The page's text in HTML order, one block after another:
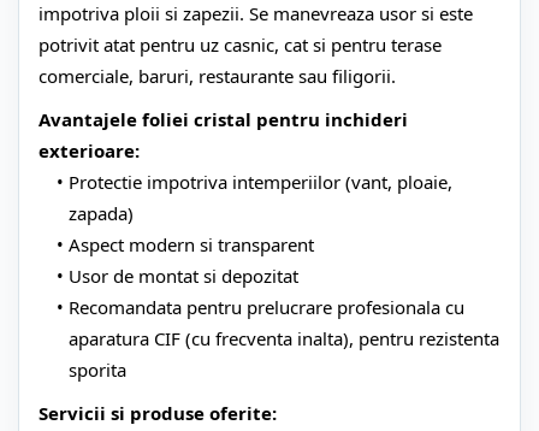
impotriva ploii si zapezii. Se manevreaza usor si este
potrivit atat pentru uz casnic, cat si pentru terase
comerciale, baruri, restaurante sau filigorii.
Avantajele foliei cristal pentru inchideri
exterioare:
Protectie impotriva intemperiilor (vant, ploaie,
zapada)
Aspect modern si transparent
Usor de montat si depozitat
Recomandata pentru prelucrare profesionala cu
aparatura CIF (cu frecventa inalta), pentru rezistenta
sporita
Servicii si produse oferite: